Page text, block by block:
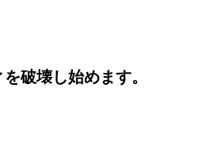
破壊し始めます。